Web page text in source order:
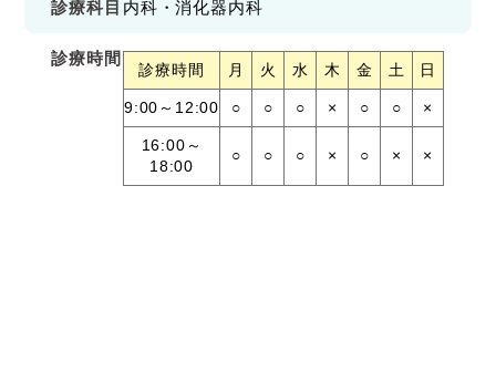
診療科目 内科・消化器内科
診療時間
診療時間 月 火 水 木 金 土 日
9:00～12:00 ○ ○ ○ × ○ ○ ×
16:00～
18:00
○ ○ ○ × ○ × ×